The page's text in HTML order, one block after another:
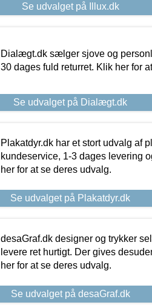
Se udvalget på Illux.dk
Dialægt.dk sælger sjove og
30 dages fuld returret. Klik her for
Se udvalget på Dialægt.dk
Plakatdyr.dk har et stort udvalg af
kundeservice, 1-3 dages levering
her for at se deres udvalg.
Se udvalget på Plakatdyr.dk
desaGraf.dk designer og trykker
levere ret hurtigt. Der gives
her for at se deres udvalg.
Se udvalget på desaGraf.dk